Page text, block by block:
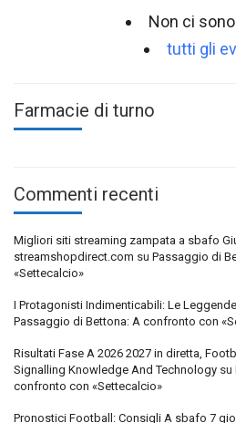
Non ci
tutti gli
Farmacie di turno
Commenti recenti
Migliori siti streaming zampata a sbafo
streamshopdirect.com su Passaggio di
«Settecalcio»
I Protagonisti Indimenticabili: Le
Passaggio di Bettona: A confronto con
Risultati Fase A 2026 2027 in diretta,
Signalling Knowledge And Technology su
confronto con «Settecalcio»
Pronostici Football: Consigli A sbafo 7